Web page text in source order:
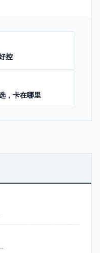
控
，卡在哪里